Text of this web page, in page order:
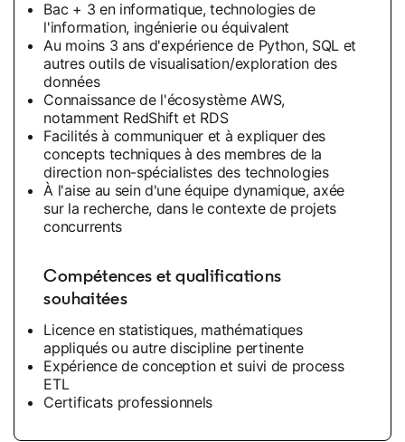
Bac + 3 en informatique, technologies de
l'information, ingénierie ou équivalent
Au moins 3 ans d'expérience de Python, SQL et
autres outils de visualisation/exploration des
données
Connaissance de l'écosystème AWS,
notamment RedShift et RDS
Facilités à communiquer et à expliquer des
concepts techniques à des membres de la
direction non-spécialistes des technologies
À l'aise au sein d'une équipe dynamique, axée
sur la recherche, dans le contexte de projets
concurrents
Compétences et qualifications
souhaitées
Licence en statistiques, mathématiques
appliqués ou autre discipline pertinente
Expérience de conception et suivi de process
ETL
Certificats professionnels